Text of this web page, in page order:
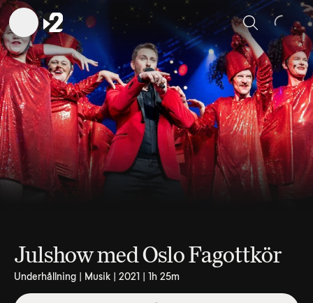
Sök
Julshow med Oslo Fagottkör
Underhållning | Musik | 2021 | 1h 25m